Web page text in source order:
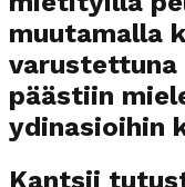
muutamalla
varustettuna
päästiin
ydinasioihin
Kantsii